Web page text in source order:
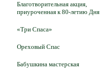
Благотворительная акция,
приуроченная к 80-летию
«Три Спаса»
Ореховый Спас
Бабушкина мастерская